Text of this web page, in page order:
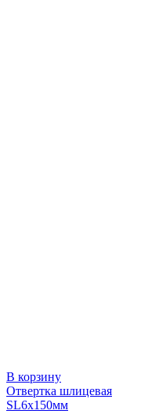
В корзину
Отвертка шлицевая
SL6х150мм